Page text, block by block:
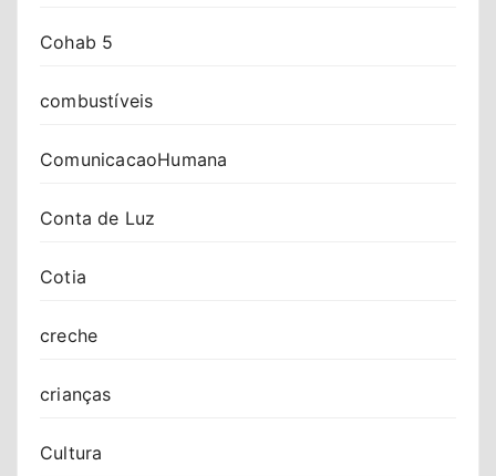
Cohab 5
combustíveis
ComunicacaoHumana
Conta de Luz
Cotia
creche
crianças
Cultura